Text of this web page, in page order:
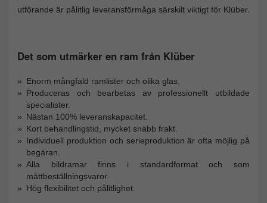
utförande är pålitlig leveransförmåga särskilt viktigt för Klüber.
Det som utmärker en ram från Klüber
Enorm mångfald ramlister och olika glas.
Produceras och bearbetas av professionellt utbildade
specialister.
Nästan 100% leveranskapacitet.
Kort behandlingstid, mycket snabb frakt.
Individuell produktion och serieproduktion är ofta möjlig på
begäran.
Alla bildramar finns i standardformat och som
måttbeställningsvaror.
Hög flexibilitet och pålitlighet.